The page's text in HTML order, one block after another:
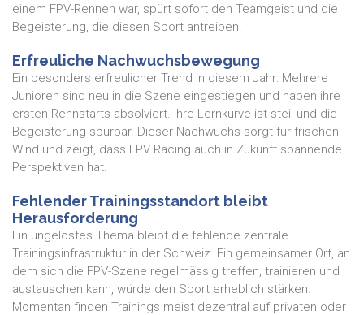
einem FPV-Rennen war, spürt sofort den Teamgeist und die
Begeisterung, die diesen Sport antreiben.
Erfreuliche Nachwuchsbewegung
Ein besonders erfreulicher Trend in diesem Jahr: Mehrere
Junioren sind neu in die Szene eingestiegen und haben ihre
ersten Rennstarts absolviert. Ihre Lernkurve ist steil und die
Begeisterung spürbar. Dieser Nachwuchs sorgt für frischen
Wind und zeigt, dass FPV Racing auch in Zukunft spannende
Perspektiven hat.
Fehlender Trainingsstandort bleibt
Herausforderung
Ein ungelöstes Thema bleibt die fehlende zentrale
Trainingsinfrastruktur in der Schweiz. Ein gemeinsamer Ort, an
dem sich die FPV-Szene regelmässig treffen, trainieren und
austauschen kann, würde den Sport erheblich stärken.
Momentan finden Trainings meist dezentral auf privaten oder